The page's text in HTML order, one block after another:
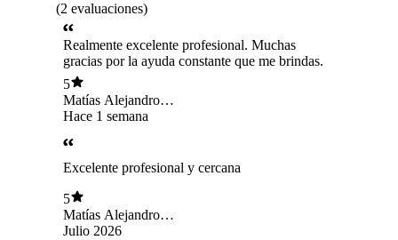
(2 evaluaciones)
Realmente excelente profesional. Muchas
gracias por la ayuda constante que me brindas.
5
Matías Alejandro
Valenzuela Sáez
Hace 1 semana
Excelente profesional y cercana
5
Matías Alejandro
Valenzuela Sáez
Julio 2026